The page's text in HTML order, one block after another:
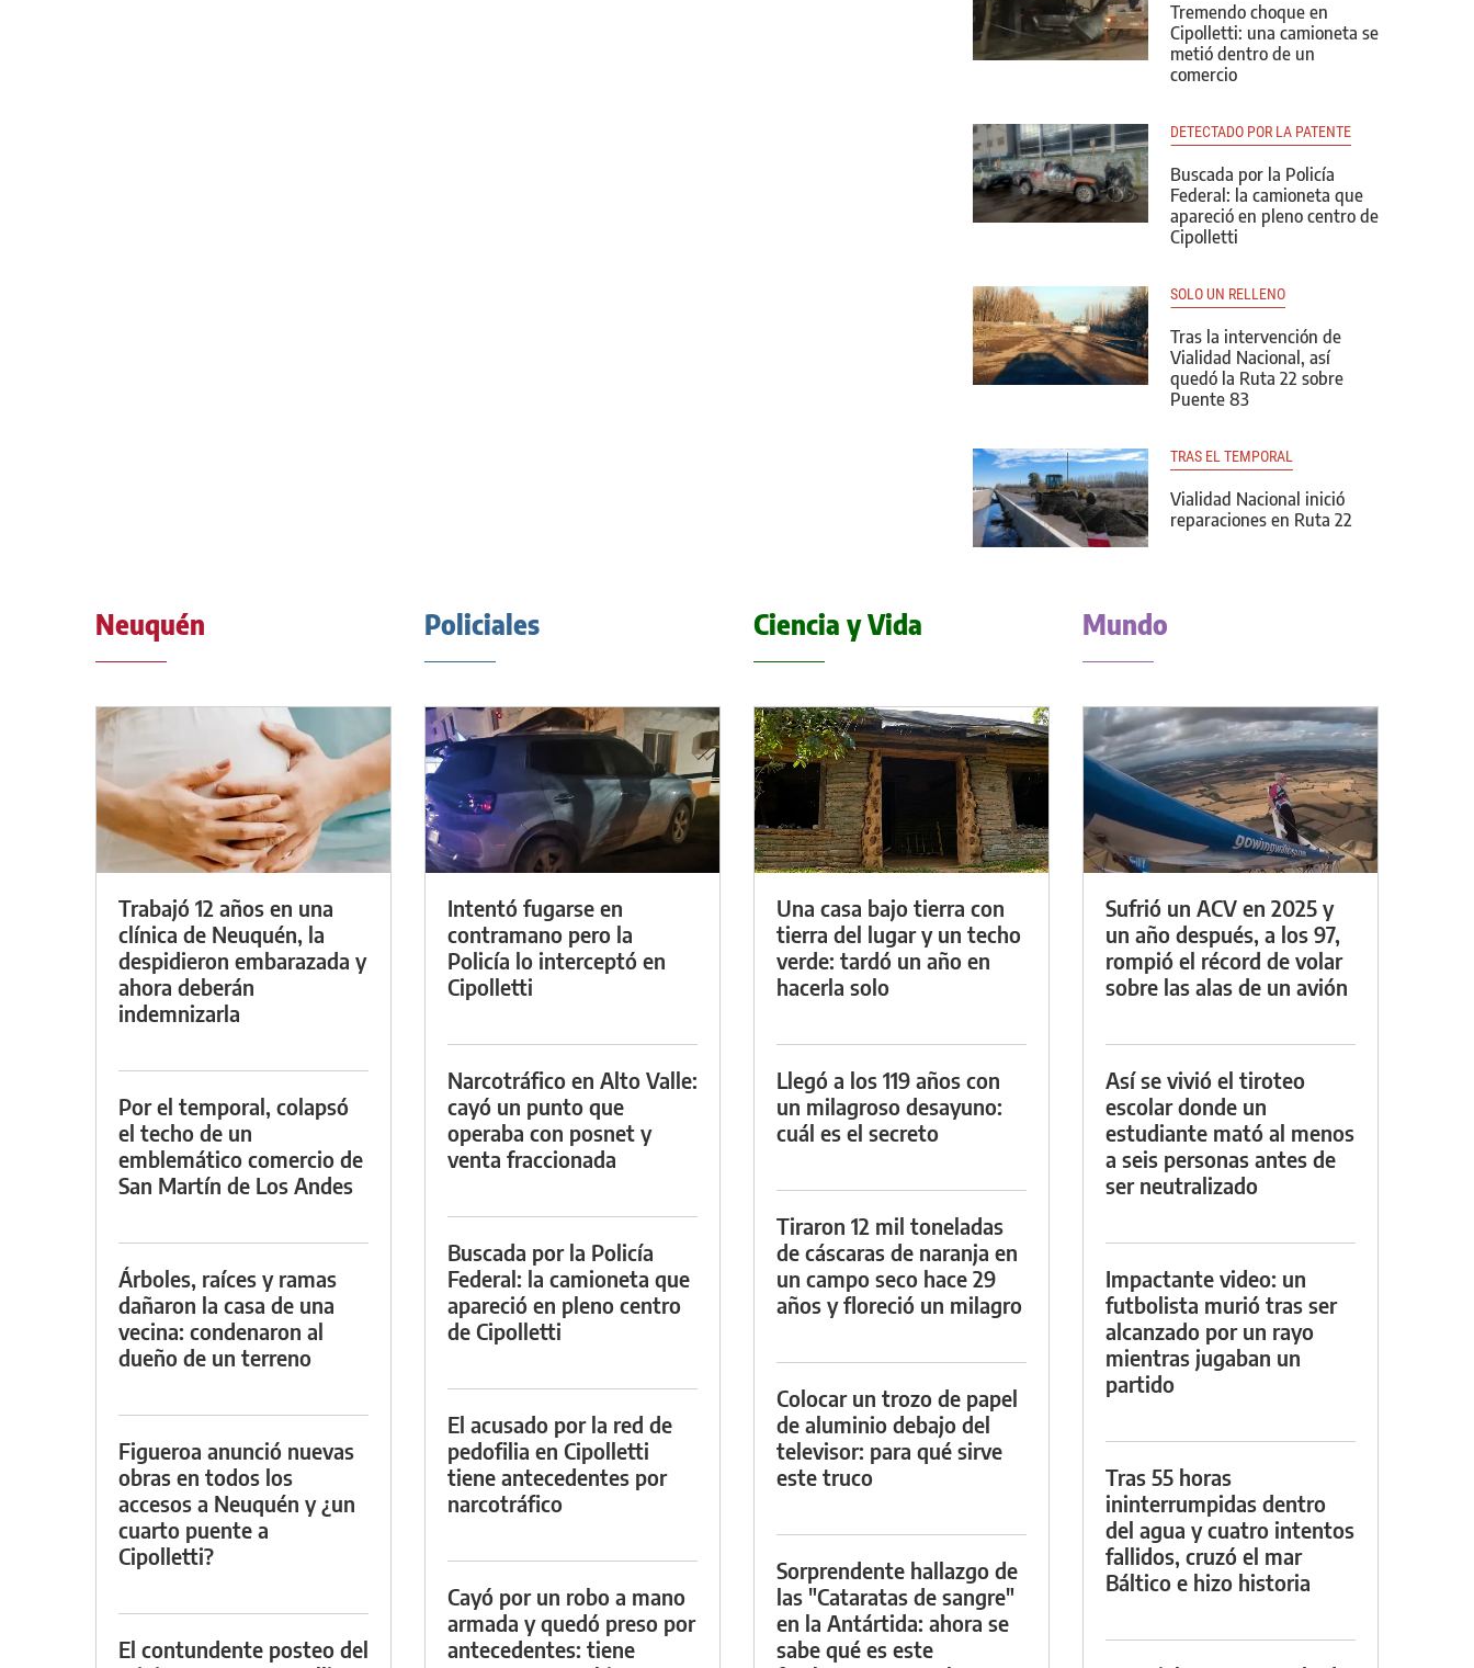
Tremendo choque en
Cipolletti: una camioneta se
metió dentro de un
comercio
DETECTADO POR LA PATENTE
Buscada por la Policía
Federal: la camioneta que
apareció en pleno centro de
Cipolletti
SOLO UN RELLENO
Tras la intervención de
Vialidad Nacional, así
quedó la Ruta 22 sobre
Puente 83
TRAS EL TEMPORAL
Vialidad Nacional inició
reparaciones en Ruta 22
Neuquén
Trabajó 12 años en una
clínica de Neuquén, la
despidieron embarazada y
ahora deberán
indemnizarla
Por el temporal, colapsó
el techo de un
emblemático comercio de
San Martín de Los Andes
Árboles, raíces y ramas
dañaron la casa de una
vecina: condenaron al
dueño de un terreno
Figueroa anunció nuevas
obras en todos los
accesos a Neuquén y ¿un
cuarto puente a
Cipolletti?
El contundente posteo del
Policiales
Intentó fugarse en
contramano pero la
Policía lo interceptó en
Cipolletti
Narcotráfico en Alto Valle:
cayó un punto que
operaba con posnet y
venta fraccionada
Buscada por la Policía
Federal: la camioneta que
apareció en pleno centro
de Cipolletti
El acusado por la red de
pedofilia en Cipolletti
tiene antecedentes por
narcotráfico
Cayó por un robo a mano
armada y quedó preso por
antecedentes: tiene
Ciencia y Vida
Una casa bajo tierra con
tierra del lugar y un techo
verde: tardó un año en
hacerla solo
Llegó a los 119 años con
un milagroso desayuno:
cuál es el secreto
Tiraron 12 mil toneladas
de cáscaras de naranja en
un campo seco hace 29
años y floreció un milagro
Colocar un trozo de papel
de aluminio debajo del
televisor: para qué sirve
este truco
Sorprendente hallazgo de
las "Cataratas de sangre"
en la Antártida: ahora se
sabe qué es este
Mundo
Sufrió un ACV en 2025 y
un año después, a los 97,
rompió el récord de volar
sobre las alas de un avión
Así se vivió el tiroteo
escolar donde un
estudiante mató al menos
a seis personas antes de
ser neutralizado
Impactante video: un
futbolista murió tras ser
alcanzado por un rayo
mientras jugaban un
partido
Tras 55 horas
ininterrumpidas dentro
del agua y cuatro intentos
fallidos, cruzó el mar
Báltico e hizo historia